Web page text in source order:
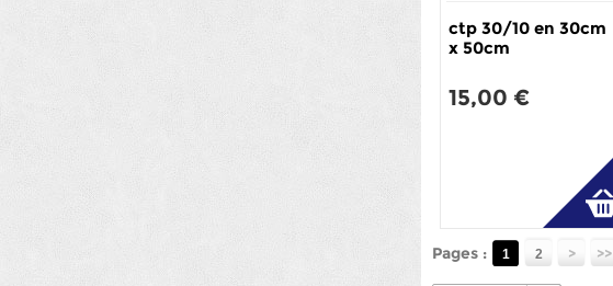
ctp 30/10 en 30cm
x 50cm
15,00 €
Pages : 1 2 > >>